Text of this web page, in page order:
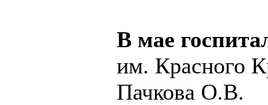
В мае
им. Красного
Пачкова О.В.